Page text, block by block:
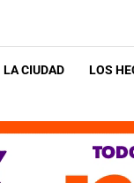
LA CIUDAD LOS